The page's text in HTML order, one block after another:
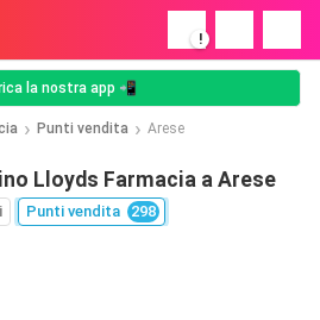
!
la nostra app 📲
Punti vendita Arese
Lloyds Farmacia a Arese
Punti vendita 298